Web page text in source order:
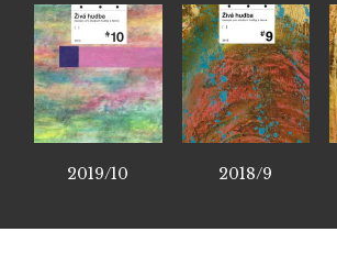
2019/10 2018/9